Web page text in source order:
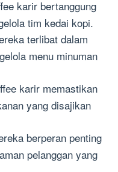
karir bertanggung
tim kedai kopi.
terlibat dalam
menu minuman
karir memastikan
yang disajikan
berperan penting
pelanggan yang